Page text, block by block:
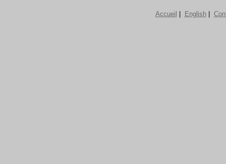
Accueil English|